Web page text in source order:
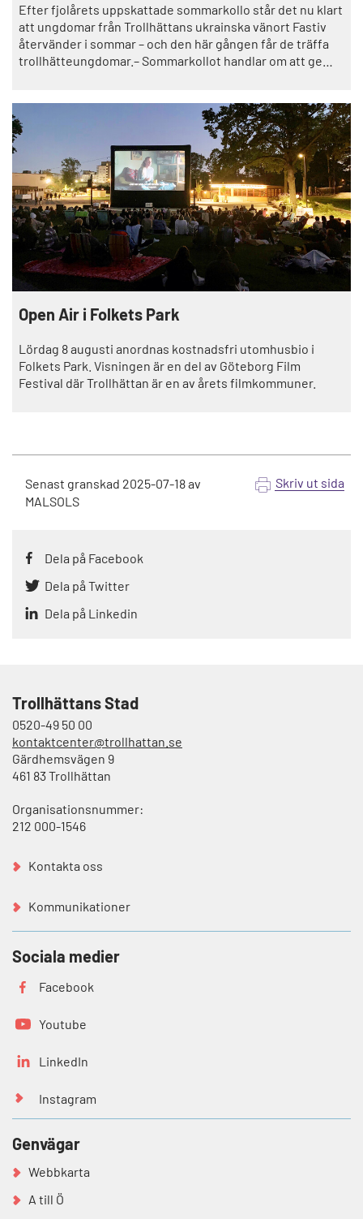
Efter fjolårets uppskattade sommarkollo står det nu klart
att ungdomar från Trollhättans ukrainska vänort Fastiv
återvänder i sommar – och den här gången får de träffa
trollhätteungdomar.– Sommarkollot handlar om att ge
Open Air i Folkets Park
Lördag 8 augusti anordnas kostnadsfri utomhusbio i
Folkets Park. Visningen är en del av Göteborg Film
Festival där Trollhättan är en av årets filmkommuner.
Senast granskad 2025-07-18av
MALSOLS
Skriv ut sida
Dela på Facebook
Dela på Twitter
Dela på Linkedin
Trollhättans Stad
0520-49 50 00
kontaktcenter@trollhattan.se
Gärdhemsvägen 9
461 83 Trollhättan
Organisationsnummer:
212 000-1546
Kontakta oss
Kommunikationer
Sociala medier
Facebook
Youtube
LinkedIn
Instagram
Genvägar
Webbkarta
A till Ö